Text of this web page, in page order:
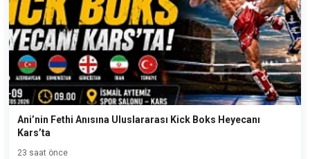
Ani’nin Fethi Anısına Uluslararası Kick Boks Heyecanı
Kars’ta
23 saat önce